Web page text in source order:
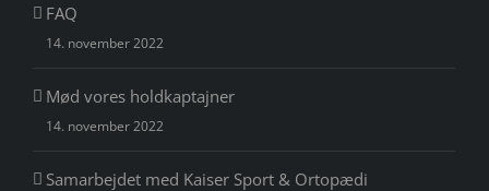
FAQ
14. november 2022
Mød vores holdkaptajner
14. november 2022
Samarbejdet med Kaiser Sport & Ortopædi